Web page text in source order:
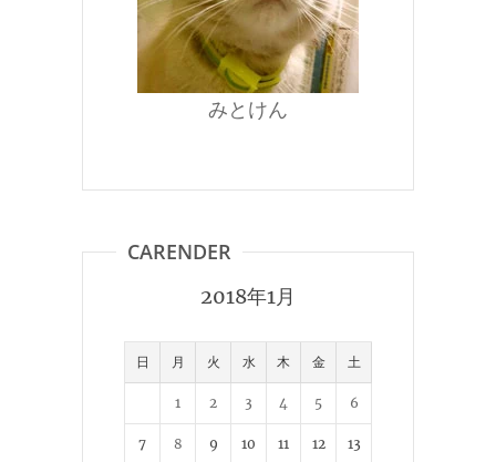
みとけん
CARENDER
2018年1月
日 月 火 水 木 金 土
1 2 3 4 5 6
7 8 9 10 11 12 13